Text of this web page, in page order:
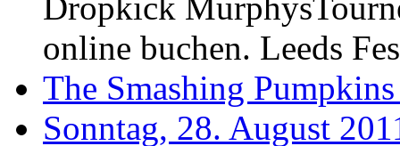
online buchen. Leeds
The Smashing
Sonntag, 28. August